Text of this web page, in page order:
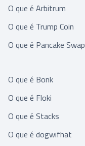
O que é Arbitrum
O que é Trump Coin
O que é Pancake Swap
O que é Bonk
O que é Floki
O que é Stacks
O que é dogwifhat